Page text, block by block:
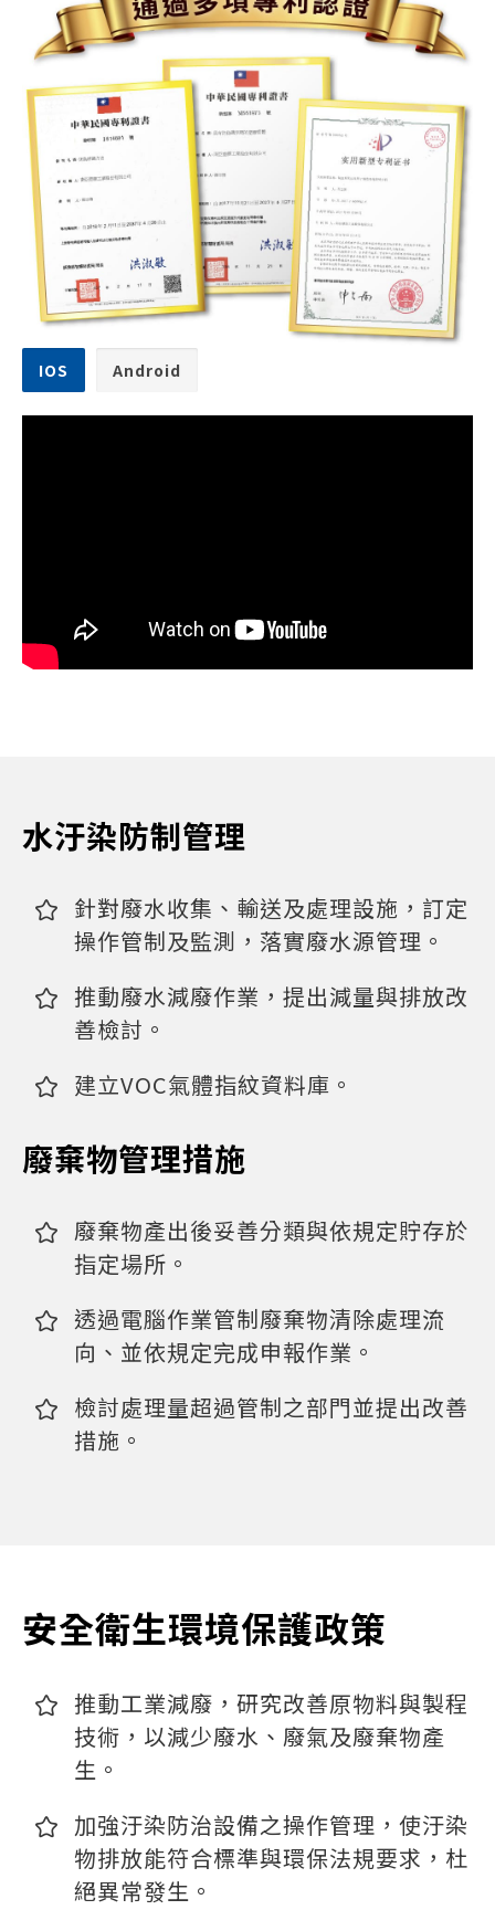
IOS Android
水汙染防制管理
針對廢水收集、輸送及處理設施，訂定
操作管制及監測，落實廢水源管理。
推動廢水減廢作業，提出減量與排放改
善檢討。
建立VOC氣體指紋資料庫。
廢棄物管理措施
廢棄物產出後妥善分類與依規定貯存於
指定場所。
透過電腦作業管制廢棄物清除處理流
向、並依規定完成申報作業。
檢討處理量超過管制之部門並提出改善
措施。
安全衛生環境保護政策
推動工業減廢，研究改善原物料與製程
技術，以減少廢水、廢氣及廢棄物產
生。
加強汙染防治設備之操作管理，使汙染
物排放能符合標準與環保法規要求，杜
絕異常發生。